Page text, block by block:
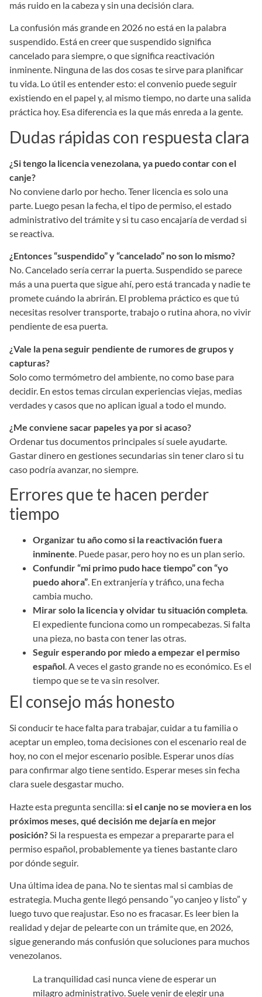
más ruido en la cabeza y sin una decisión clara.
La confusión más grande en 2026 no está en la palabra
suspendido. Está en creer que suspendido significa
cancelado para siempre, o que significa reactivación
inminente. Ninguna de las dos cosas te sirve para planificar
tu vida. Lo útil es entender esto: el convenio puede seguir
existiendo en el papel y, al mismo tiempo, no darte una salida
práctica hoy. Esa diferencia es la que más enreda a la gente.
Dudas rápidas con respuesta clara
¿Si tengo la licencia venezolana, ya puedo contar con el
canje?
No conviene darlo por hecho. Tener licencia es solo una
parte. Luego pesan la fecha, el tipo de permiso, el estado
administrativo del trámite y si tu caso encajaría de verdad si
se reactiva.
¿Entonces “suspendido” y “cancelado” no son lo mismo?
No. Cancelado sería cerrar la puerta. Suspendido se parece
más a una puerta que sigue ahí, pero está trancada y nadie te
promete cuándo la abrirán. El problema práctico es que tú
necesitas resolver transporte, trabajo o rutina ahora, no vivir
pendiente de esa puerta.
¿Vale la pena seguir pendiente de rumores de grupos y
capturas?
Solo como termómetro del ambiente, no como base para
decidir. En estos temas circulan experiencias viejas, medias
verdades y casos que no aplican igual a todo el mundo.
¿Me conviene sacar papeles ya por si acaso?
Ordenar tus documentos principales sí suele ayudarte.
Gastar dinero en gestiones secundarias sin tener claro si tu
caso podría avanzar, no siempre.
Errores que te hacen perder
tiempo
Organizar tu año como si la reactivación fuera
inminente. Puede pasar, pero hoy no es un plan serio.
Confundir “mi primo pudo hace tiempo” con “yo
puedo ahora”. En extranjería y tráfico, una fecha
cambia mucho.
Mirar solo la licencia y olvidar tu situación completa.
El expediente funciona como un rompecabezas. Si falta
una pieza, no basta con tener las otras.
Seguir esperando por miedo a empezar el permiso
español. A veces el gasto grande no es económico. Es el
tiempo que se te va sin resolver.
El consejo más honesto
Si conducir te hace falta para trabajar, cuidar a tu familia o
aceptar un empleo, toma decisiones con el escenario real de
hoy, no con el mejor escenario posible. Esperar unos días
para confirmar algo tiene sentido. Esperar meses sin fecha
clara suele desgastar mucho.
Hazte esta pregunta sencilla: si el canje no se moviera en los
próximos meses, qué decisión me dejaría en mejor
posición? Si la respuesta es empezar a prepararte para el
permiso español, probablemente ya tienes bastante claro
por dónde seguir.
Una última idea de pana. No te sientas mal si cambias de
estrategia. Mucha gente llegó pensando “yo canjeo y listo” y
luego tuvo que reajustar. Eso no es fracasar. Es leer bien la
realidad y dejar de pelearte con un trámite que, en 2026,
sigue generando más confusión que soluciones para muchos
venezolanos.
La tranquilidad casi nunca viene de esperar un
milagro administrativo. Suele venir de elegir una